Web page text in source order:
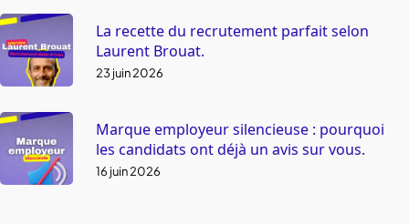
La recette du recrutement parfait selon
Laurent Brouat.
23 juin 2026
Marque employeur silencieuse : pourquoi
les candidats ont déjà un avis sur vous.
16 juin 2026